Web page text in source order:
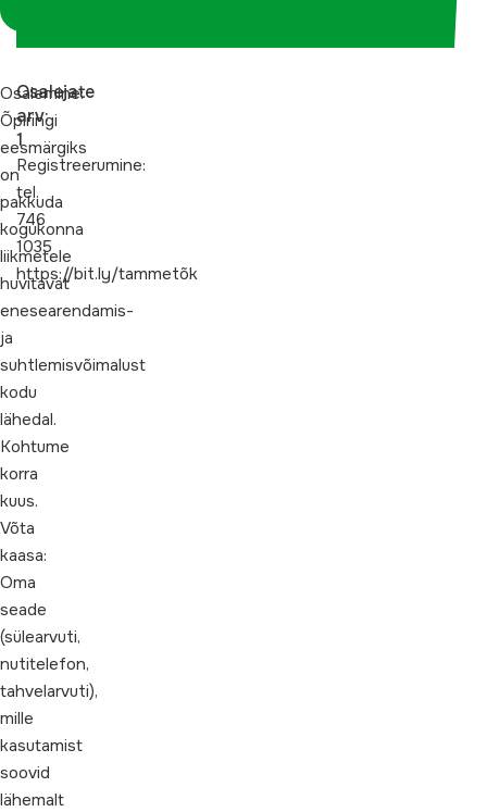
Osalemine:
Õpiringi
eesmärgiks
on
pakkuda
kogukonna
liikmetele
huvitavat
enesearendamis-
ja
suhtlemisvõimalust
kodu
lähedal.
Kohtume
korra
kuus.
Võta
kaasa:
Oma
seade
(sülearvuti,
nutitelefon,
tahvelarvuti),
mille
kasutamist
soovid
lähemalt
Osalejate
arv:
1
Registreerumine:
tel.
746
1035
https://bit.ly/tammetõk